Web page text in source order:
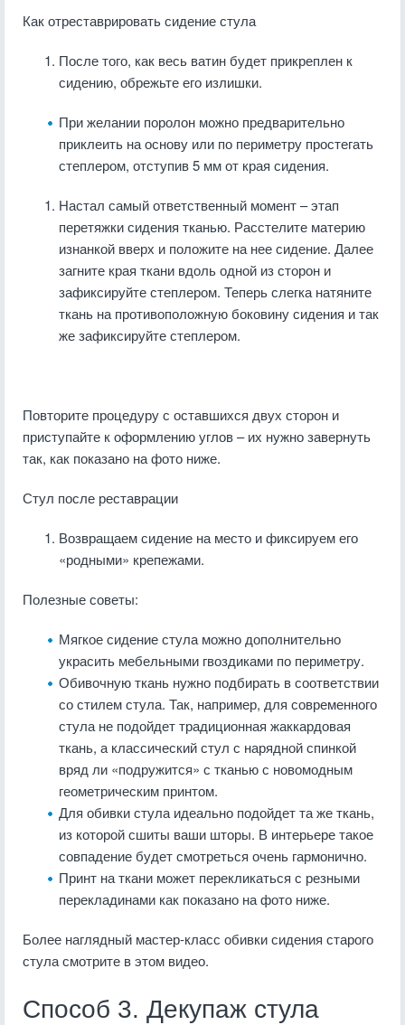
Как отреставрировать сидение стула
После того, как весь ватин будет прикреплен к
сидению, обрежьте его излишки.
При желании поролон можно предварительно
приклеить на основу или по периметру простегать
степлером, отступив 5 мм от края сидения.
Настал самый ответственный момент – этап
перетяжки сидения тканью. Расстелите материю
изнанкой вверх и положите на нее сидение. Далее
загните края ткани вдоль одной из сторон и
зафиксируйте степлером. Теперь слегка натяните
ткань на противоположную боковину сидения и так
же зафиксируйте степлером.
Повторите процедуру с оставшихся двух сторон и
приступайте к оформлению углов – их нужно завернуть
так, как показано на фото ниже.
Стул после реставрации
Возвращаем сидение на место и фиксируем его
«родными» крепежами.
Полезные советы:
Мягкое сидение стула можно дополнительно
украсить мебельными гвоздиками по периметру.
Обивочную ткань нужно подбирать в соответствии
со стилем стула. Так, например, для современного
стула не подойдет традиционная жаккардовая
ткань, а классический стул с нарядной спинкой
вряд ли «подружится» с тканью с новомодным
геометрическим принтом.
Для обивки стула идеально подойдет та же ткань,
из которой сшиты ваши шторы. В интерьере такое
совпадение будет смотреться очень гармонично.
Принт на ткани может перекликаться с резными
перекладинами как показано на фото ниже.
Более наглядный мастер-класс обивки сидения старого
стула смотрите в этом видео.
Способ 3. Декупаж стула